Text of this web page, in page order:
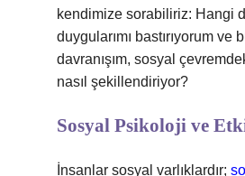
kendimize sorabiliriz: Hangi
duygularımı bastırıyorum ve
davranışım, sosyal
nasıl şekillendiriyor?
Sosyal Psikoloji ve
İnsanlar sosyal varlıklardır;